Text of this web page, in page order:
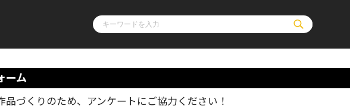
ーム
品づくりのため、アンケートにご協力ください！